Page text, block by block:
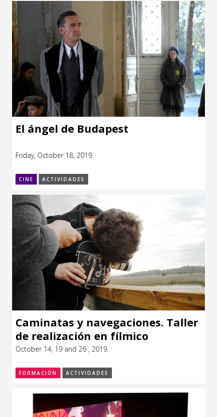
El ángel de Budapest
Friday, October 18, 2019.
CINE ACTIVIDADES
Caminatas y navegaciones. Taller
de realización en fílmico
October 14, 19 and 26 , 2019.
FORMACIÓN ACTIVIDADES